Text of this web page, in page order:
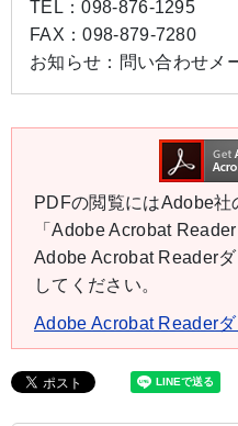
TEL：098-876-1295
FAX：098-879-7280
お知らせ： 問い合わせメ
PDFの閲覧にはAdobe社
「Adobe Acrobat
Adobe Acrobat Reader
してください。
Adobe Acrobat Reader